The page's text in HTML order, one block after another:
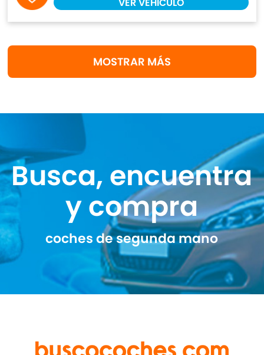
MOSTRAR MÁS
Busca, encuentra
y compra
coches de segunda mano